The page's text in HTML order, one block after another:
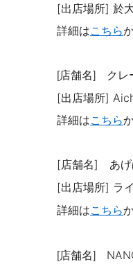
[出店場所] 於
詳細はこちら
[店舗名]
クレ
[出店場所]
詳細はこちら
[店舗名] あげ
[出店場所] ラ
詳細はこちら
[店舗名]